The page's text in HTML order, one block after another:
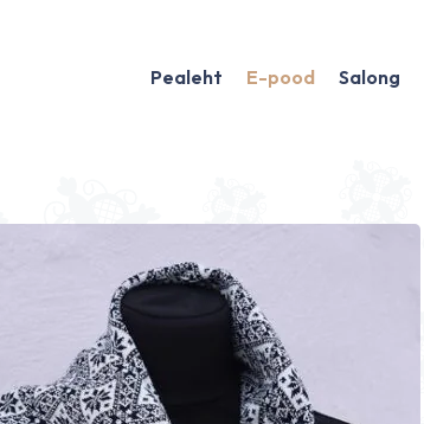
Pealeht E-pood Salong